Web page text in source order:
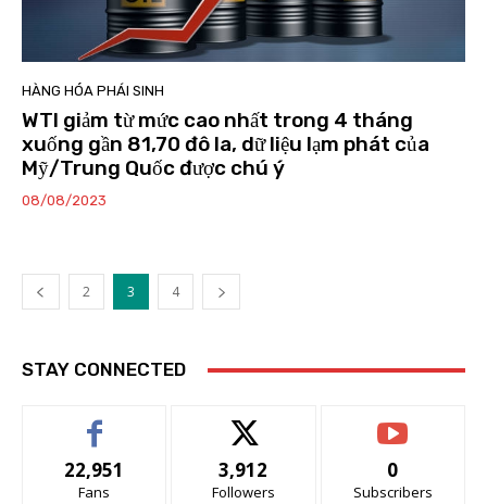
HÀNG HÓA PHÁI SINH
WTI giảm từ mức cao nhất trong 4 tháng
xuống gần 81,70 đô la, dữ liệu lạm phát của
Mỹ/Trung Quốc được chú ý
08/08/2023
2 3 4
STAY CONNECTED
22,951
Fans
3,912
Followers
0
Subscribers